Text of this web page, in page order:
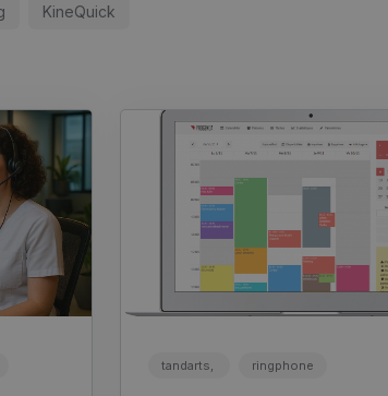
KineQuick
tandarts, ringphone